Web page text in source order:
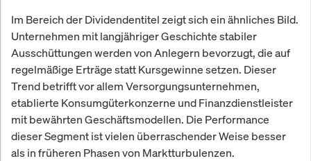
Im Bereich der Dividendentitel zeigt sich ein ähnliches Bild.
Unternehmen mit langjähriger Geschichte stabiler
Ausschüttungen werden von Anlegern bevorzugt, die auf
regelmäßige Erträge statt Kursgewinne setzen. Dieser
Trend betrifft vor allem Versorgungsunternehmen,
etablierte Konsumgüterkonzerne und Finanzdienstleister
mit bewährten Geschäftsmodellen. Die Performance
dieser Segment ist vielen überraschender Weise besser
als in früheren Phasen von Marktturbulenzen.